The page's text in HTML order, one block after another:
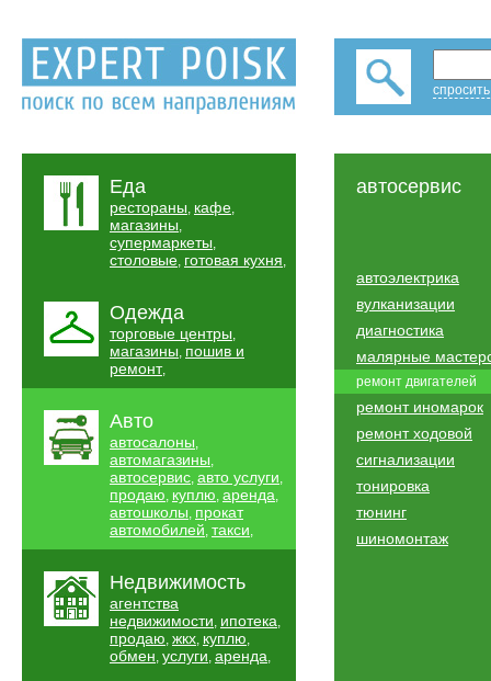
Еда
рестораны, кафе,
магазины,
супермаркеты,
столовые, готовая кухня,
Одежда
торговые центры,
магазины, пошив и
ремонт,
Авто
автосалоны,
автомагазины,
автосервис, авто услуги,
продаю, куплю, аренда,
автошколы, прокат
автомобилей, такси,
Недвижимость
агентства
недвижимости, ипотека,
продаю, жкх, куплю,
обмен, услуги, аренда,
автосервис
автоэлектрика
вулканизации
диагностика
малярные
ремонт двигателей
ремонт иномарок
ремонт ходовой
сигнализации
тонировка
тюнинг
шиномонтаж